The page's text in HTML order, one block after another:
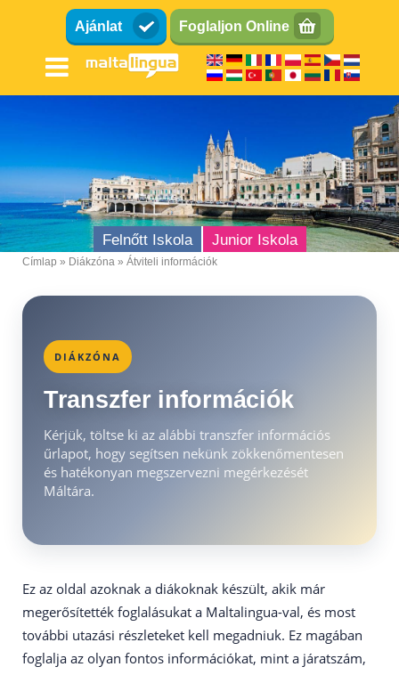
tartalomra
Ajánlat Foglaljon Online
Felnőtt Iskola Junior Iskola
Címlap Diákzóna Átviteli információk
DIÁKZÓNA
Transzfer információk
Kérjük, töltse ki az alábbi transzfer információs
űrlapot, hogy segítsen nekünk zökkenőmentesen
és hatékonyan megszervezni megérkezését
Máltára.
Ez az oldal azoknak a diákoknak készült, akik már
megerősítették foglalásukat a Maltalingua-val, és most
további utazási részleteket kell megadniuk. Ez magában
foglalja az olyan fontos információkat, mint a járatszám,